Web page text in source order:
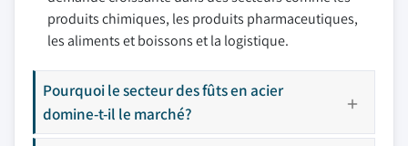
produits chimiques, les produits pharmaceutiques,
les aliments et boissons et la logistique.
Pourquoi le secteur des fûts en acier
domine-t-il le marché?